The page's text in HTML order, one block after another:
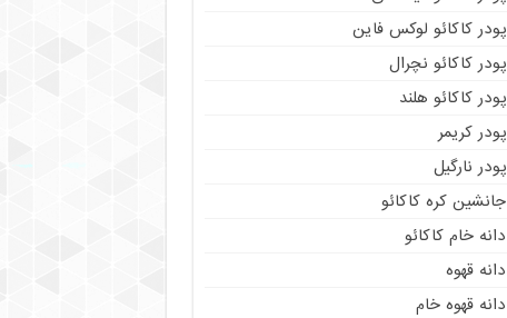
پودر کاکائو لوکس فاین
پودر کاکائو نچرال
پودر کاکائو هلند
پودر کریمر
پودر نارگیل
جانشین کره کاکائو
دانه خام کاکائو
دانه قهوه
دانه قهوه خام